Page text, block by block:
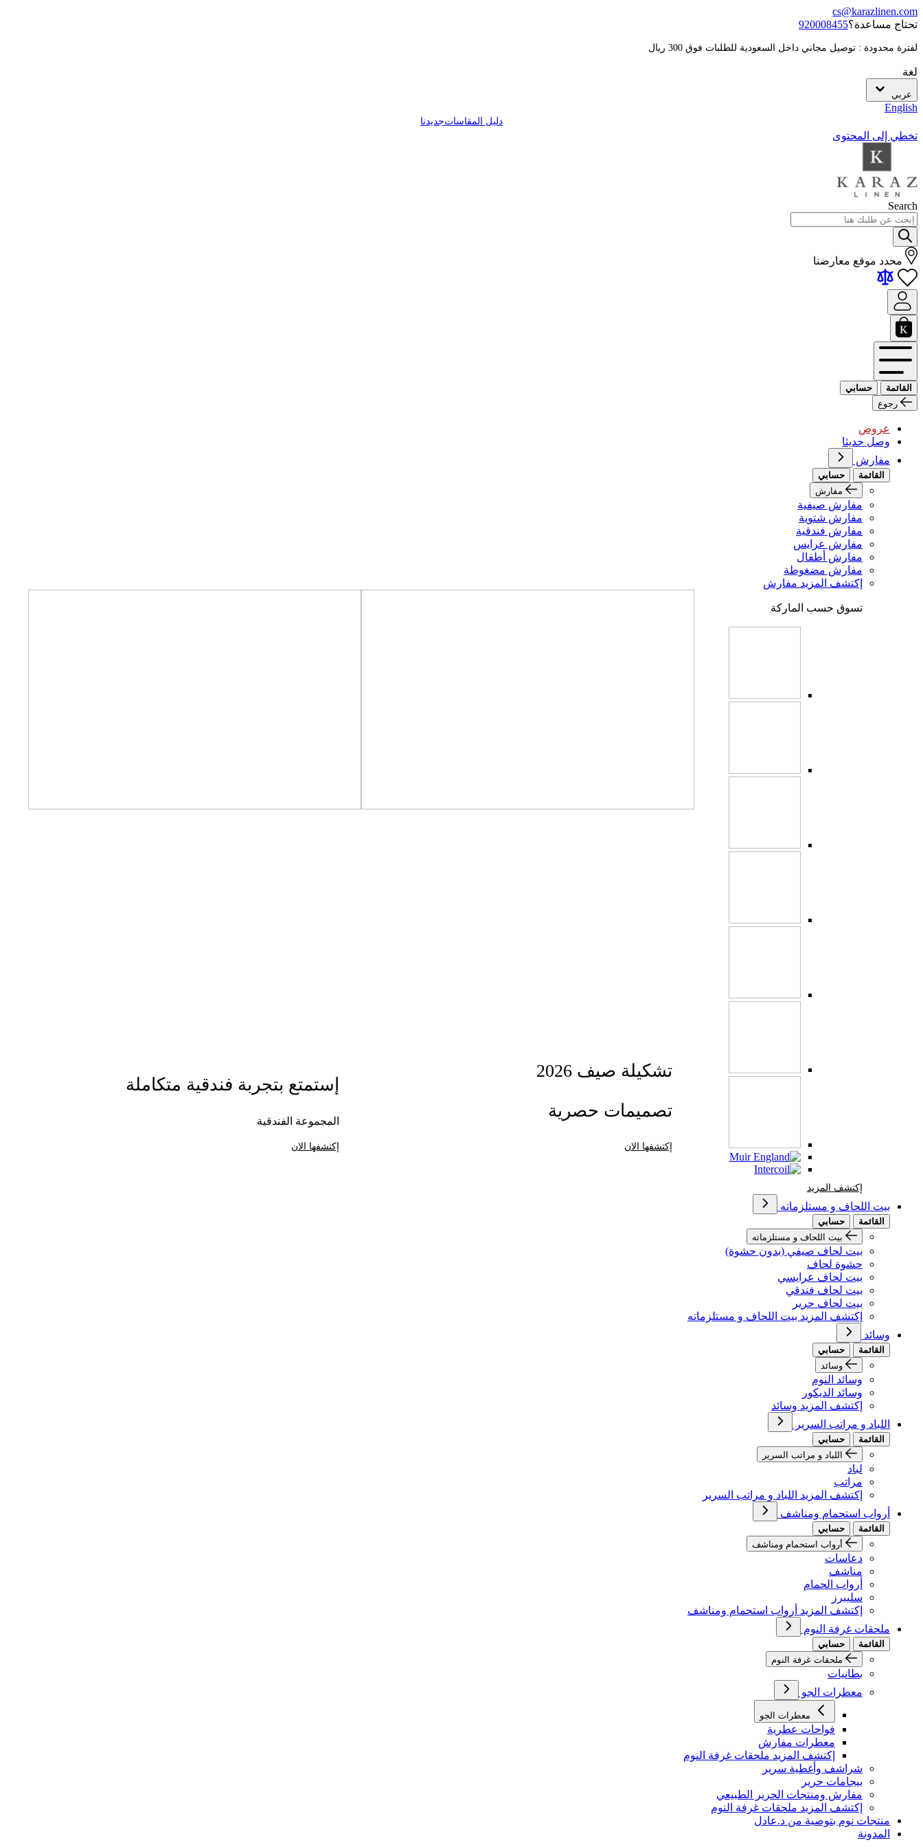
cs@karazlinen.com
تحتاج مساعدة؟920008455
لفترة محدودة : توصيل مجاني داخل السعودية للطلبات فوق 300 ريال
لغة
عربي
English
دليل المقاساتجديدنا
تخطي إلى المحتوى
Search
محدد موقع معارضنا
القائمة
حسابي
رجوع
عروض
وصل حديثا
مفارش
القائمة
حسابي
مفارش
مفارش صيفية
مفارش شتوية
مفارش فندقية
مفارش عرايس
مفارش أطفال
مفارش مضغوطة
إكتشف المزيد مفارش
تسوق حسب الماركة
إكتشف المزيد
تشكيلة صيف 2026
تصميمات حصرية
إكتشفها الان
إستمتع بتجربة فندقية متكاملة
المجموعة الفندقية
إكتشفها الان
بيت اللحاف و مستلزماته
القائمة
حسابي
بيت اللحاف و مستلزماته
بيت لحاف صيفي (بدون حشوة)
حشوة لحاف
بيت لحاف عرايسي
بيت لحاف فندقي
بيت لحاف حرير
إكتشف المزيد بيت اللحاف و مستلزماته
وسائد
القائمة
حسابي
وسائد
وسائد النوم
وسائد الديكور
إكتشف المزيد وسائد
اللباد و مراتب السرير
القائمة
حسابي
اللباد و مراتب السرير
لباد
مراتب
إكتشف المزيد اللباد و مراتب السرير
أرواب استحمام ومناشف
القائمة
حسابي
أرواب استحمام ومناشف
دعاسات
مناشف
أرواب الحمام
سليبرز
إكتشف المزيد أرواب استحمام ومناشف
ملحقات غرفة النوم
القائمة
حسابي
ملحقات غرفة النوم
بطانيات
معطرات الجو
معطرات الجو
فواحات عطرية
معطرات مفارش
إكتشف المزيد ملحقات غرفة النوم
شراشف وأغطية سرير
بيجامات حرير
مفارش ومنتجات الحرير الطبيعي
إكتشف المزيد ملحقات غرفة النوم
منتجات نوم بتوصية من د.عادل
المدونة